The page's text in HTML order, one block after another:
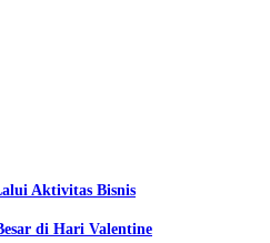
Aktivitas Bisnis
di Hari Valentine